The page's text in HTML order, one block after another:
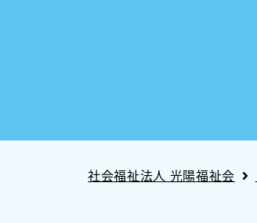
社会福祉法人 光陽福祉会